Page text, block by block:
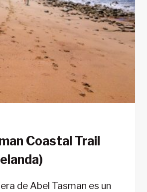
Coastal Trail
de Abel Tasman es un